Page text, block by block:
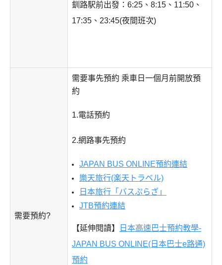
釧路駅前出發：6:25、8:15、11:50、
17:35、23:45(夜間班次)
需要預約?
需要事先預約 乘車日一個月前開放預
約
1.電話預約
2.網路事先預約
JAPAN BUS ONLINE預約連結
樂天旅行(楽天トラベル)
日本旅行「バスぷらざ」
JTB預約連結
【延伸閱讀】
日本高速巴士預約教學-
JAPAN BUS ONLINE(日本巴士e路通)
預約